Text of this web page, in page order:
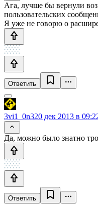
Ага, лучше бы вернули
пользовательских
Я уже не говорю о
Ответить
3vi1_0n320 дек 2013 в
Да, можно было знатно
Ответить